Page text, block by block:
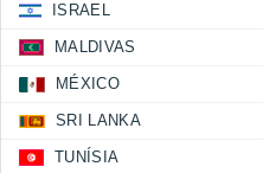
ISRAEL
MALDIVAS
MÉXICO
SRI LANKA
TUNÍSIA